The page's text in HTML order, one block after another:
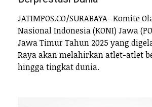
JATIMPOS.CO/SURABAYA- Komite
Nasional Indonesia (KONI) Jawa
Jawa Timur Tahun 2025 yang
Raya akan melahirkan atlet-atlet
hingga tingkat dunia.